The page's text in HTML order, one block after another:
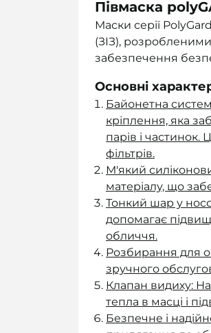
Півмаска
Маски серії
(ЗІЗ),
забезпечення
Основні
Байонетна
кріплення, яка
парів і
фільтрів.
М'який
матеріалу, що
Тонкий шар у
допомагає
обличчя.
Розбирання для
зручного
Клапан видиху:
тепла в масці і
Безпечне і